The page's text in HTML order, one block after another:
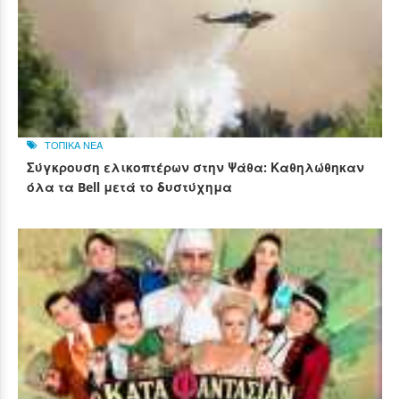
ΤΟΠΙΚΑ ΝΕΑ
Σύγκρουση ελικοπτέρων στην Ψάθα: Καθηλώθηκαν
όλα τα Bell μετά το δυστύχημα